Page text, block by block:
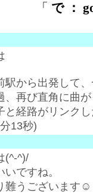
「 で ：
駅から出発して
、再び直角に曲
と経路がリンク
13秒)
(^-^)/
ですね。
難うございます☺